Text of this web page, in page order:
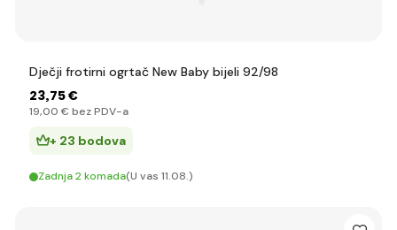
Dječji frotirni ogrtač New Baby bijeli 92/98
23,75 €
19,00 € bez PDV-a
+ 23 bodova
Zadnja 2 komada(U vas 11.08.)